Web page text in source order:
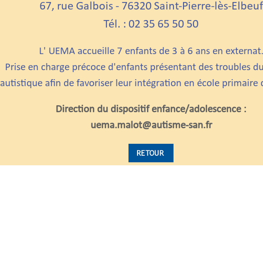
67, rue Galbois - 76320 Saint-Pierre-lès-Elbeuf
Tél. : 02 35 65 50 50
L' UEMA accueille 7 enfants de 3 à 6 ans en externat.
Prise en charge précoce d'enfants présentant des troubles
autistique afin de favoriser leur intégration en école primaire
Direction du dispositif enfance/adolescence :
uema.malot@autisme-san.fr